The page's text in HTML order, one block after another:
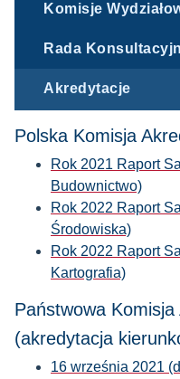
Komisje
Rada
Akredytacje
Polska Komisja
Rok 2021 Raport
Budownictwo)
Rok 2022 Raport
Środowiska)
Rok 2022 Raport
Kartografia)
Państwowa
(akredytacja
16 września 2021